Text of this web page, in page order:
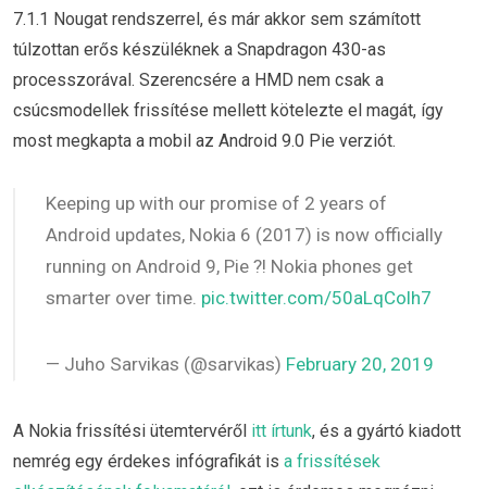
7.1.1 Nougat rendszerrel, és már akkor sem számított
túlzottan erős készüléknek a Snapdragon 430-as
processzorával. Szerencsére a HMD nem csak a
csúcsmodellek frissítése mellett kötelezte el magát, így
most megkapta a mobil az Android 9.0 Pie verziót.
Keeping up with our promise of 2 years of
Android updates, Nokia 6 (2017) is now officially
running on Android 9, Pie ?! Nokia phones get
smarter over time. pic.twitter.com/50aLqColh7
— Juho Sarvikas (@sarvikas) February 20, 2019
A Nokia frissítési ütemtervéről itt írtunk, és a gyártó kiadott
nemrég egy érdekes infógrafikát is a frissítések